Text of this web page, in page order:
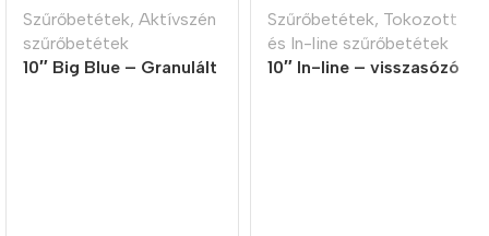
Szűrőbetétek, Aktívszén
szűrőbetétek
10″ Big Blue – Granulált
Szűrőbetétek, Tokozott
és In-line szűrőbetétek
10″ In-line – visszasózó